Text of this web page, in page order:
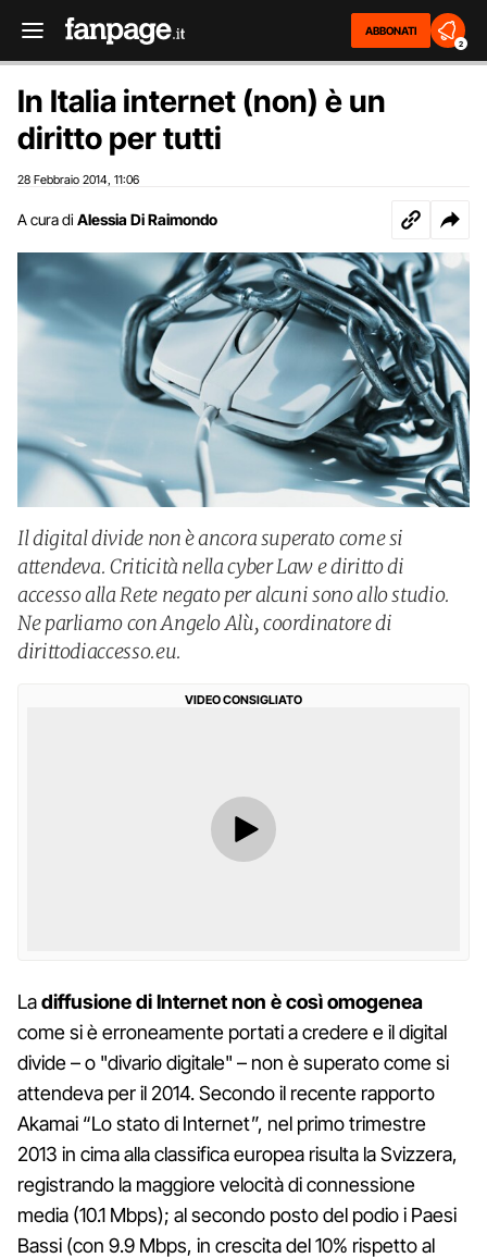
ABBONATI
2
In Italia internet (non) è un
diritto per tutti
28 Febbraio 2014 11:06
A cura di Alessia Di Raimondo
Il digital divide non è ancora superato come si
attendeva. Criticità nella cyber Law e diritto di
accesso alla Rete negato per alcuni sono allo studio.
Ne parliamo con Angelo Alù, coordinatore di
dirittodiaccesso.eu.
VIDEO CONSIGLIATO
Ladiffusione di Internet non è così omogenea
come si è erroneamente portati a credere e il digital
divide – o "divario digitale" – non è superato come si
attendeva per il 2014. Secondo il recente rapporto
Akamai “Lo stato di Internet”, nel primo trimestre
2013 in cima alla classifica europea risulta la Svizzera,
registrando la maggiore velocità di connessione
media (10.1 Mbps); al secondo posto del podio i Paesi
Bassi (con 9.9 Mbps, in crescita del 10% rispetto al